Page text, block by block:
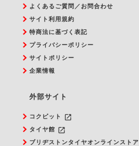
よくあるご質問／お問合わせ
サイト利用規約
特商法に基づく表記
プライバシーポリシー
サイトポリシー
企業情報
外部サイト
コクピット launch
タイヤ館 launch
ブリヂストンタイヤオンラインストア